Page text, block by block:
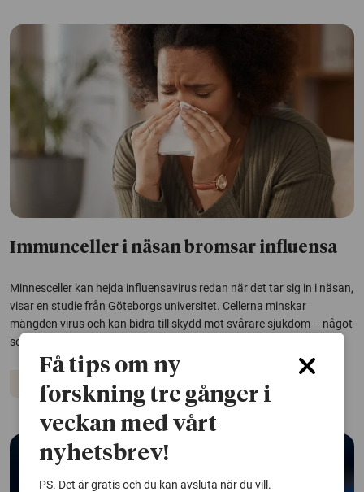
Immunceller i näsan bromsar influensa
Minnesceller kan hejda influensavirus redan när det tar sig in i näsan,
visar en studie från Göteborgs universitet. Cellerna minskar
mängden virus och kan bidra till skydd mot svårare sjukdom – något
som på sikt kan bana väg för bättre influensavaccin.
Immunförsvar
Få tips om ny
forskning tre gånger i
veckan med vårt
nyhetsbrev!
PS. Det är gratis och du kan avsluta när du vill.